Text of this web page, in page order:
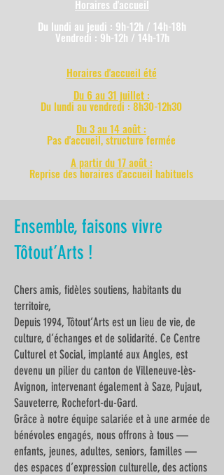
Horaires d'accueil
Du lundi au jeudi : 9h-12h / 14h-18h
Vendredi : 9h-12h / 14h-17h
Horaires d'accueil été
Du 6 au 31 juillet :
Du lundi au vendredi : 8h30-12h30
Du 3 au 14 août :
Pas d'accueil, structure fermée
A partir du 17 août :
Reprise des horaires d'accueil habituels
Ensemble, faisons vivre
Tôtout’Arts !
Chers amis, fidèles soutiens, habitants du
territoire,
Depuis 1994, Tôtout’Arts est un lieu de vie, de
culture, d’échanges et de solidarité. Ce Centre
Culturel et Social, implanté aux Angles, est
devenu un pilier du canton de Villeneuve-lès-
Avignon, intervenant également à Saze, Pujaut,
Sauveterre, Rochefort-du-Gard.
Grâce à notre équipe salariée et à une armée de
bénévoles engagés, nous offrons à tous —
enfants, jeunes, adultes, seniors, familles —
des espaces d’expression culturelle, des actions